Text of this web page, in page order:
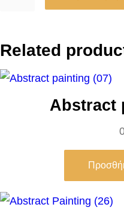
e
t
n
Related
Abstract